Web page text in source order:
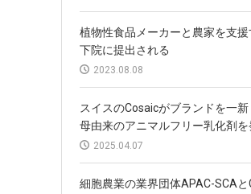
植物性食品メーカーと農家を支
下院に提出される
2023.08.08
スイスのCosaicがブランドを一
母由来のアニマルフリー乳化剤を
2025.04.07
細胞農業の業界団体APAC-SCAと